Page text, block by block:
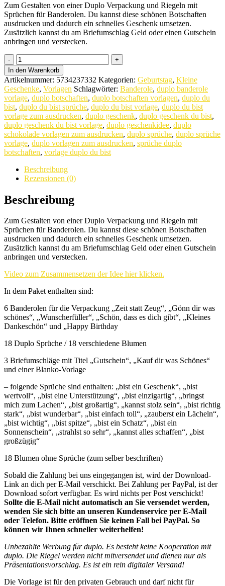
Zum Gestalten von einer Duplo Verpackung und Riegeln mit
Sprüchen für Banderolen. Du kannst diese schönen Botschaften
ausdrucken und dadurch ein schnelles Geschenk umsetzen.
Zusätzlich kannst du am Briefumschlag Geld oder einen Gutschein
anbringen und verstecken.
BUNDLE:
duplo
Banderole
für
Gutscheine
und
Geldgeschenke
-
Vorlage
zum
Ausdrucken
quantity
In den Warenkorb
Artikelnummer: 5734237332 Kategorien: Geburtstag, Kleine
Geschenke, Vorlagen Schlagwörter: Banderole, duplo banderole
vorlage, duplo botschaften, duplo botschaften vorlagen, duplo du
bist, duplo du bist sprüche, duplo du bist vorlage, duplo du bist
vorlage zum ausdrucken, duplo geschenk, duplo geschenk du bist,
duplo geschenk du bist vorlage, duplo geschenkidee, duplo
schokolade vorlagen zum ausdrucken, duplo sprüche, duplo sprüche
vorlage, duplo vorlagen zum ausdrucken, sprüche duplo
botschaften, vorlage duplo du bist
Beschreibung
Rezensionen (0)
Beschreibung
Zum Gestalten von einer Duplo Verpackung und Riegeln mit
Sprüchen für Banderolen. Du kannst diese schönen Botschaften
ausdrucken und dadurch ein schnelles Geschenk umsetzen.
Zusätzlich kannst du am Briefumschlag Geld oder einen Gutschein
anbringen und verstecken.
Video zum Zusammensetzen der Idee hier klicken.
In dem Paket enthalten sind:
6 Banderolen für die Verpackung „Zeit statt Zeug“, „Gönn dir was
schönes“, „Wunscherfüller“, „Schön, dass es dich gibt“, „Kleines
Dankeschön“ und „Happy Birthday
18 Duplo Sprüche / 18 verschiedene Blumen
3 Briefumschläge mit Titel „Gutschein“, „Kauf dir was Schönes“
und einer Blanko-Vorlage
– folgende Sprüche sind enthalten: „bist ein Geschenk“, „bist
wertvoll“, „bist eine Unterstützung“, „bist einzigartig“, „bringst
mich zum Lachen“, „bist großartig“, „kannst stolz sein“, „bist richtig
stark“, „bist wunderbar“, „bist einfach toll“, „zauberst ein Lächeln“,
„bist wichtig“, „bist spitze“, „bist ein Schatz“, „bist ein
Sonnenschein“, „strahlst so sehr“, „kannst alles schaffen“, „bist
großzügig“
18 Blumen ohne Sprüche (zum selber beschriften)
Sobald die Zahlung bei uns eingegangen ist, wird der Download-
Link an dich per E-Mail verschickt. Bei Zahlung per PayPal, ist der
Download sofort verfügbar. Es wird nichts per Post verschickt!
Sollte die E-Mail nicht automatisch an Sie versendet werden,
wenden Sie sich bitte an unseren Kundenservice per E-Mail
oder Telefon. Bitte eröffnen Sie keinen Fall bei PayPal. So
können wir Ihnen schneller weiterhelfen!
Unbezahlte Werbung für duplo. Es besteht keine Kooperation mit
duplo. Die Riegel werden nicht mitversendet und dienen nur als
Präsentationsvorschlag. Es ist ein rein digitaler Versand!
Die Vorlage ist für den privaten Gebrauch und darf nicht für